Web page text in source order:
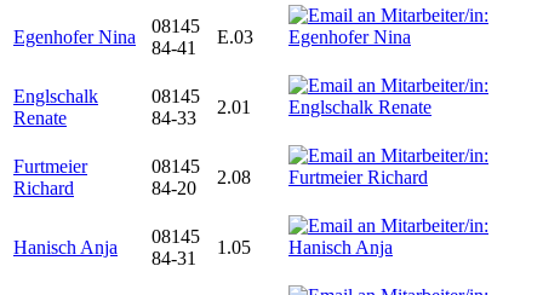
Egenhofer Nina
08145
84-41
E.03
Englschalk
Renate
08145
84-33
2.01
Furtmeier
Richard
08145
84-20
2.08
Hanisch Anja
08145
84-31
1.05